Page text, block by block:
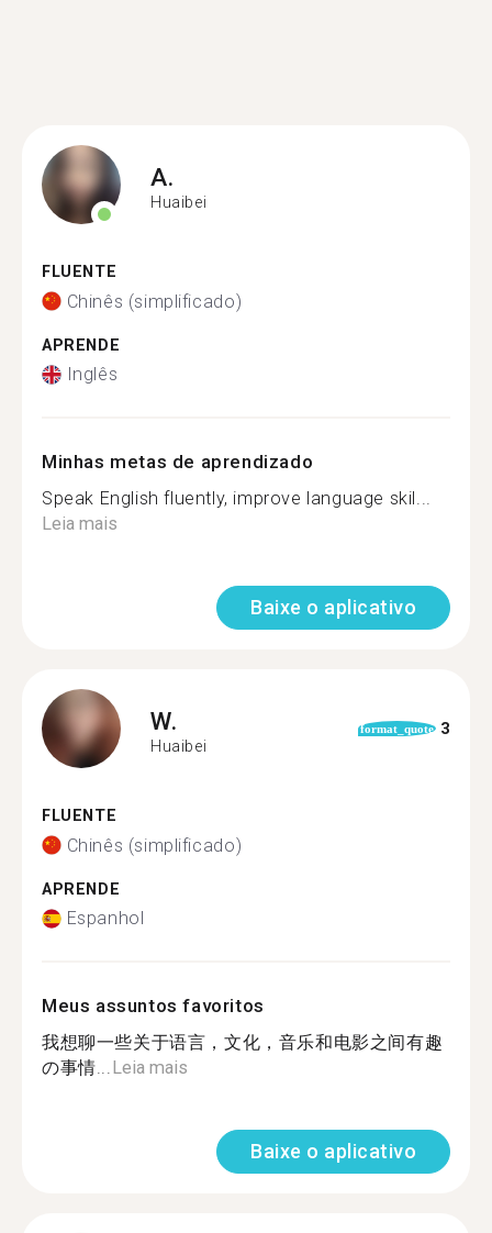
A.
Huaibei
FLUENTE
Chinês (simplificado)
APRENDE
Inglês
Minhas metas de aprendizado
Speak English fluently, improve language skil...
Leia mais
Baixe o aplicativo
W.
Huaibei
format_quote 3
FLUENTE
Chinês (simplificado)
APRENDE
Espanhol
Meus assuntos favoritos
我想聊一些关于语言，文化，音乐和电影之间有趣
の事情...Leia mais
Baixe o aplicativo